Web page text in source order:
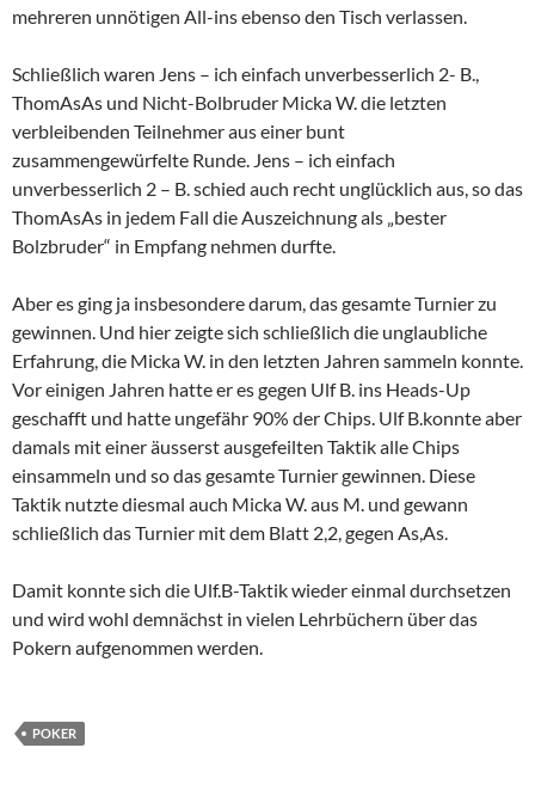
mehreren unnötigen All-ins ebenso den Tisch verlassen.
Schließlich waren Jens – ich einfach unverbesserlich 2- B.,
ThomAsAs und Nicht-Bolbruder Micka W. die letzten
verbleibenden Teilnehmer aus einer bunt
zusammengewürfelte Runde. Jens – ich einfach
unverbesserlich 2 – B. schied auch recht unglücklich aus, so das
ThomAsAs in jedem Fall die Auszeichnung als „bester
Bolzbruder“ in Empfang nehmen durfte.
Aber es ging ja insbesondere darum, das gesamte Turnier zu
gewinnen. Und hier zeigte sich schließlich die unglaubliche
Erfahrung, die Micka W. in den letzten Jahren sammeln konnte.
Vor einigen Jahren hatte er es gegen Ulf B. ins Heads-Up
geschafft und hatte ungefähr 90% der Chips. Ulf B.konnte aber
damals mit einer äusserst ausgefeilten Taktik alle Chips
einsammeln und so das gesamte Turnier gewinnen. Diese
Taktik nutzte diesmal auch Micka W. aus M. und gewann
schließlich das Turnier mit dem Blatt 2,2, gegen As,As.
Damit konnte sich die Ulf.B-Taktik wieder einmal durchsetzen
und wird wohl demnächst in vielen Lehrbüchern über das
Pokern aufgenommen werden.
POKER